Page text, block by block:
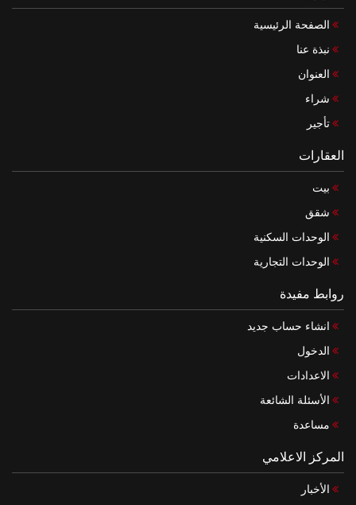
الصفحة الرئيسية
نبذة عنا
العنوان
شراء
تأجير
العقارات
بيت
شقق
الوحدات السكنية
الوحدات التجارية
روابط مفيدة
انشاء حساب جديد
الدخول
الاعدادات
الأسئلة الشائعة
مساعدة
المركز الاعلامي
الأخبار